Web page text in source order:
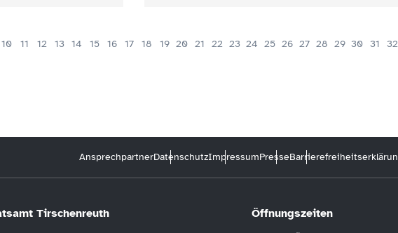
10 11 12 13 14 15 16 17 18 19 20 21 22 23 24 25 26 27 28 29 30 31 32
AnsprechpartnerDatenschutzImpressumPresse
Tirschenreuth Öffnungszeiten